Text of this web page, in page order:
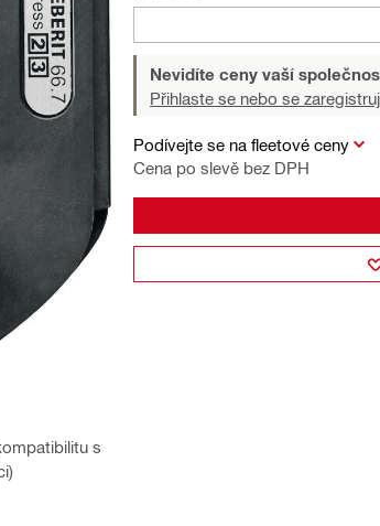
s
Nevidíte ceny vaší
Přihlaste se nebo se
Podívejte se na fleetové ceny
Cena po slevě bez DPH